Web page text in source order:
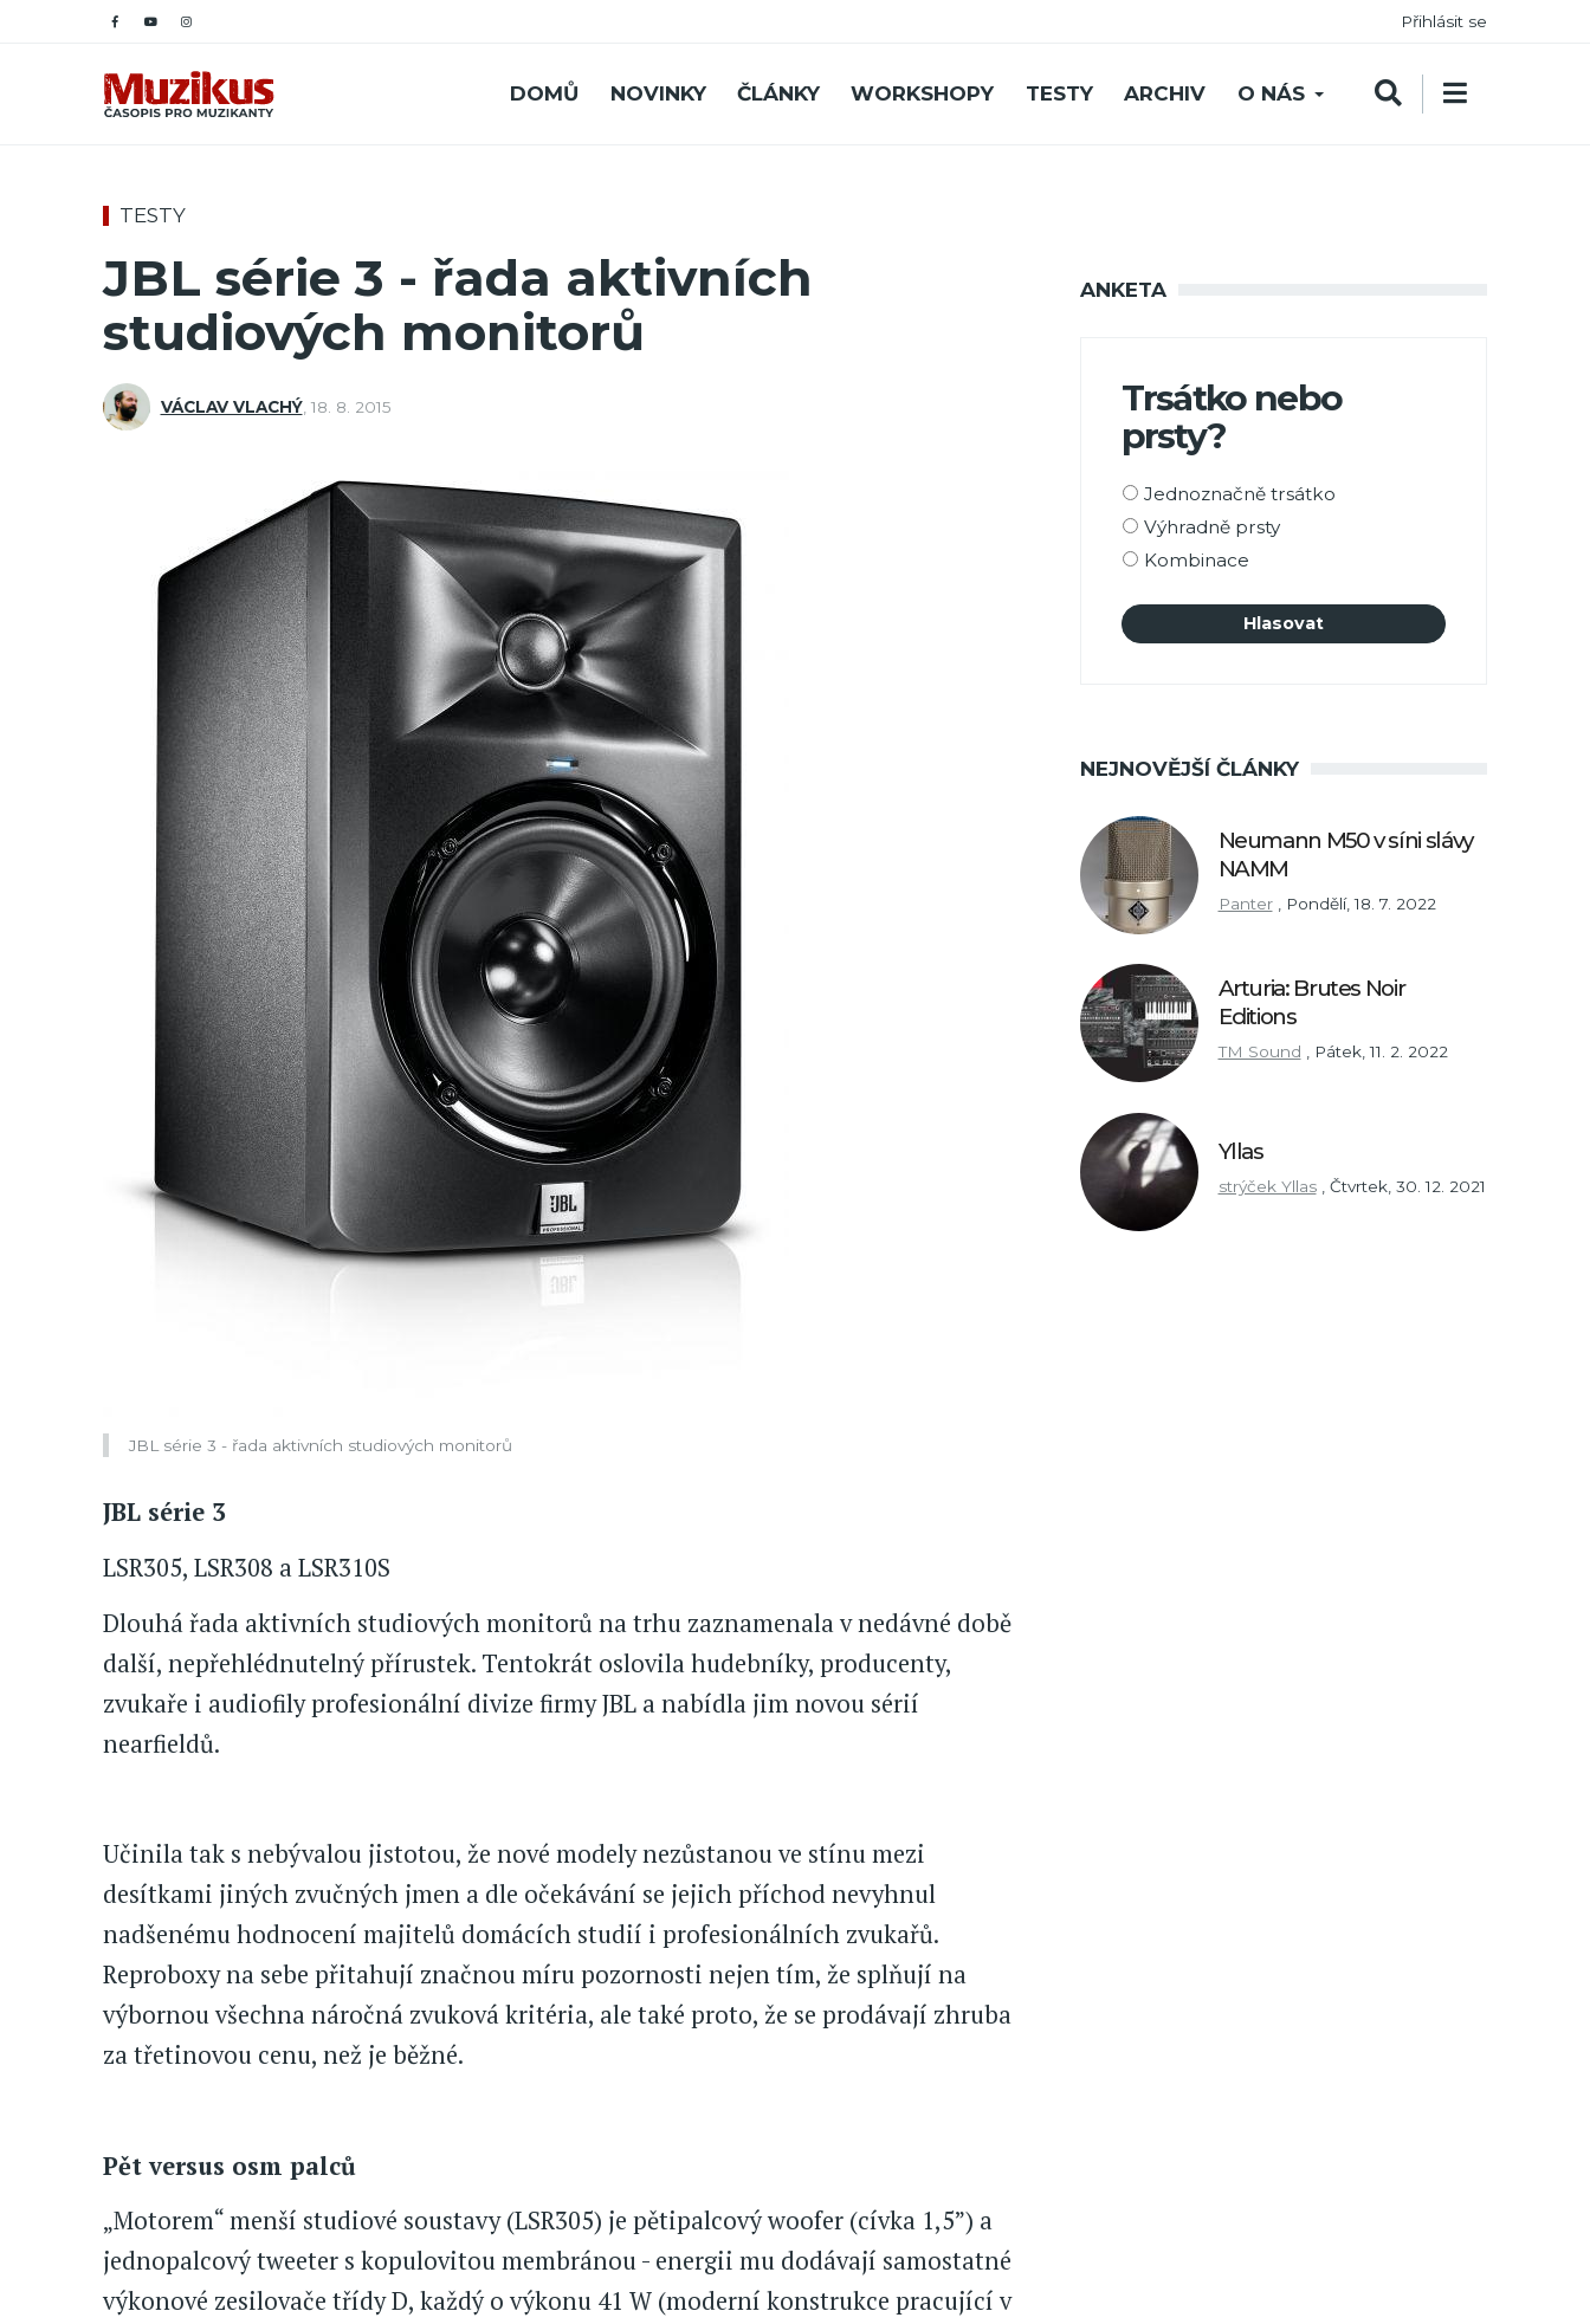
Přihlásit se
DOMŮ NOVINKY ČLÁNKY WORKSHOPY TESTY ARCHIV O NÁS
TESTY
JBL série 3 - řada aktivních
studiových monitorů
VÁCLAV VLACHÝ, 18. 8. 2015
JBL série 3 - řada aktivních studiových monitorů
JBL série 3
LSR305, LSR308 a LSR310S
Dlouhá řada aktivních studiových monitorů na trhu zaznamenala v nedávné době
další, nepřehlédnutelný přírustek. Tentokrát oslovila hudebníky, producenty,
zvukaře i audiofily profesionální divize firmy JBL a nabídla jim novou sérií
nearfieldů.
Učinila tak s nebývalou jistotou, že nové modely nezůstanou ve stínu mezi
desítkami jiných zvučných jmen a dle očekávání se jejich příchod nevyhnul
nadšenému hodnocení majitelů domácích studií i profesionálních zvukařů.
Reproboxy na sebe přitahují značnou míru pozornosti nejen tím, že splňují na
výbornou všechna náročná zvuková kritéria, ale také proto, že se prodávají zhruba
za třetinovou cenu, než je běžné.
Pět versus osm palců
„Motorem“ menší studiové soustavy (LSR305) je pětipalcový woofer (cívka 1,5”) a
jednopalcový tweeter s kopulovitou membránou - energii mu dodávají samostatné
výkonové zesilovače třídy D, každý o výkonu 41 W (moderní konstrukce pracující v
ANKETA
Trsátko nebo
prsty?
Možnosti
výběru
Jednoznačně trsátko
Výhradně prsty
Kombinace
NEJNOVĚJŠÍ ČLÁNKY
Neumann M50 v síni slávy
NAMM
Panter Pondělí, 18. 7. 2022
Arturia: Brutes Noir
Editions
TM Sound , Pátek, 11. 2. 2022
Yllas
strýček Yllas Čtvrtek, 30. 12. 2021